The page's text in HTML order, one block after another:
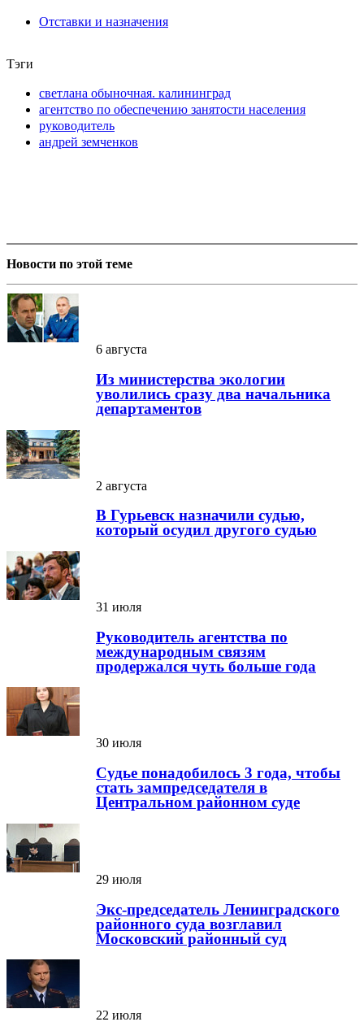
Отставки и назначения
Тэги
светлана обыночная. калининград
агентство по обеспечению занятости населения
руководитель
андрей земченков
Новости по этой теме
6 августа
Из министерства экологии
уволились сразу два начальника
департаментов
2 августа
В Гурьевск назначили судью,
который осудил другого судью
31 июля
Руководитель агентства по
международным связям
продержался чуть больше года
30 июля
Судье понадобилось 3 года, чтобы
стать зампредседателя в
Центральном районном суде
29 июля
Экс-председатель Ленинградского
районного суда возглавил
Московский районный суд
22 июля